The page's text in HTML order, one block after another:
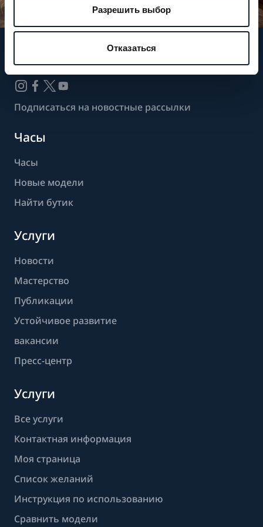
Разрешить выбор
Отказаться
Следите за нашими новостями
Подписаться на новостные рассылки
Часы
Часы
Новые модели
Найти бутик
Услуги
Новости
Мастерство
Публикации
Устойчивое развитие
вакансии
Пресс-центр
Услуги
Все услуги
Контактная информация
Моя страница
Список желаний
Инструкция по использованию
Сравнить модели